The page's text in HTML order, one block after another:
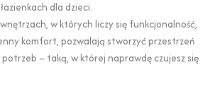
dla dzieci.
w których liczy się funkcjonalność,
komfort, pozwalają stworzyć przestrzeń
– taką, w której naprawdę czujesz się